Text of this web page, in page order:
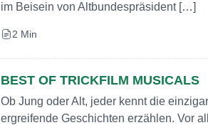
im Beisein von Altbundespräsident […]
2 Min
BEST OF TRICKFILM MUSICALS
Ob Jung oder Alt, jeder kennt die
ergreifende Geschichten erzählen. Vor